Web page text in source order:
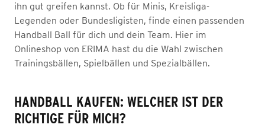
ihn gut greifen kannst. Ob für Minis, Kreisliga-
Legenden oder Bundesligisten, finde einen passenden
Handball Ball für dich und dein Team. Hier im
Onlineshop von ERIMA hast du die Wahl zwischen
Trainingsbällen, Spielbällen und Spezialbällen.
HANDBALL KAUFEN: WELCHER IST DER
RICHTIGE FÜR MICH?